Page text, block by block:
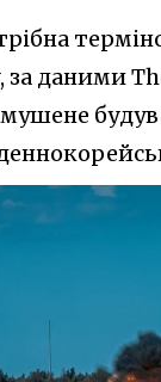
за даними